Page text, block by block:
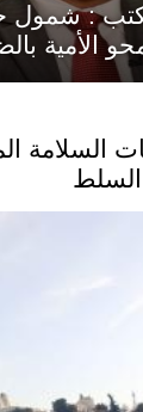
: شمول
الأمية
السلامة